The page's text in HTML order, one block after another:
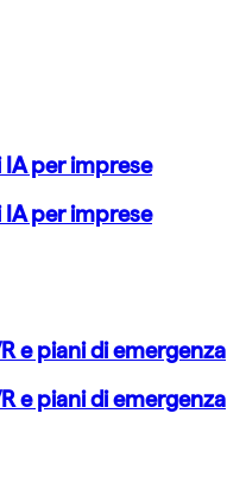
per imprese
per imprese
e piani di emergenza
e piani di emergenza